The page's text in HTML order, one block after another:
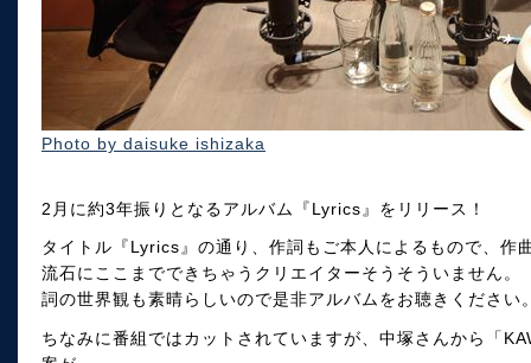
Photo by daisuke ishizaka
2月に約3年振りとなるアルバム『Lyrics』をリリース！
タイトル『Lyrics』の通り、作詞もご本人によるもので、作
流石にここまでできちゃうクリエイターそうそういません。
詞の世界観も素晴らしいので是非アルバムをお聴きください
ちなみに番組ではカットされていますが、中塚さんから「